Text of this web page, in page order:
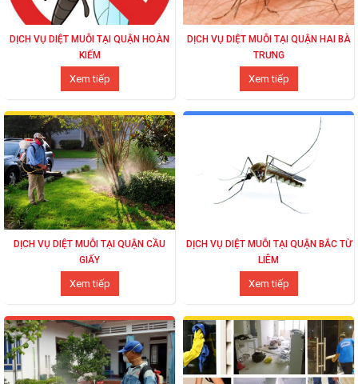
DỊCH VỤ DIỆT MUỖI TẠI QUẬN HOÀN
KIẾM
Xem tiếp
DỊCH VỤ DIỆT MUỖI TẠI QUẬN HAI BÀ
TRƯNG
Xem tiếp
DỊCH VỤ DIỆT MUỖI TẠI QUẬN CẦU
GIẤY
Xem tiếp
DỊCH VỤ DIỆT MUỖI TẠI QUẬN BẮC TỪ
LIÊM
Xem tiếp